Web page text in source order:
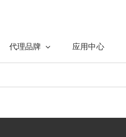
代理品牌 应用中心